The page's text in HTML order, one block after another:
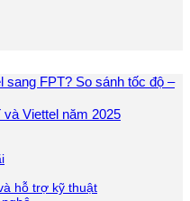
sang FPT? So sánh tốc độ –
Viettel năm 2025
hỗ trợ kỹ thuật